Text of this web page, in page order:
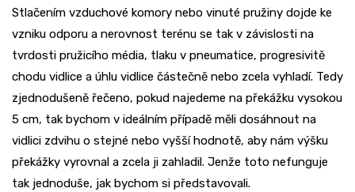
Stlačením vzduchové komory nebo vinuté pružiny dojde ke
vzniku odporu a nerovnost terénu se tak v závislosti na
tvrdosti pružicího média, tlaku v pneumatice, progresivitě
chodu vidlice a úhlu vidlice částečně nebo zcela vyhladí. Tedy
zjednodušeně řečeno, pokud najedeme na překážku vysokou
5 cm, tak bychom v ideálním případě měli dosáhnout na
vidlici zdvihu o stejné nebo vyšší hodnotě, aby nám výšku
překážky vyrovnal a zcela ji zahladil. Jenže toto nefunguje
tak jednoduše, jak bychom si představovali.